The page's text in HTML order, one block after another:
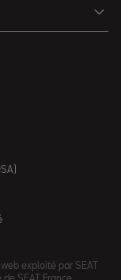
exploité par SEAT
SEAT France.